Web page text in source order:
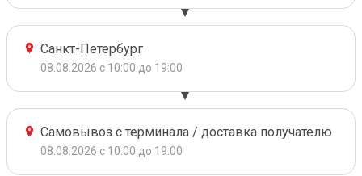
Санкт-Петербург
08.08.2026 с 10:00 до 19:00
Самовывоз с терминала / доставка получателю
08.08.2026 с 10:00 до 19:00